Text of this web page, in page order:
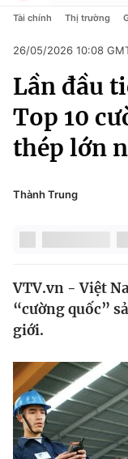
Chuyên mục
Chính trị
Xã hội
Pháp luật
Y tế
Thế giới
Tin tức
Thế giới đó đây
Câu chuyện quốc
Kinh tế
Tài chính
Thị trường
Góc doanh nghiệp
Dữ liệu và đời
Truyền hình
Chính trị
Pháp luật
Kinh tế
Thể thao
Truyền hình
Văn hóa -
Y tế
Công nghệ
Tài chính Thị trường
26/05/2026 10:08
Lần đầu
Top 10
thép lớn
Thành Trung
VTV.vn - Việt
“cường quốc”
giới.